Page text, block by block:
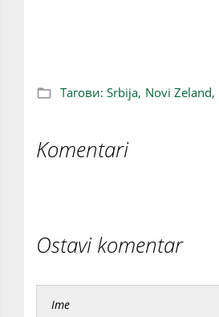
Тагови: Srbija, Novi Zeland,
Komentari
Ostavi komentar